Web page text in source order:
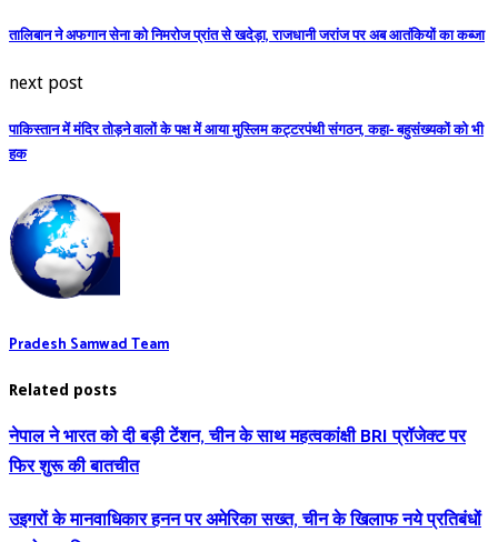
तालिबान ने अफगान सेना को निमरोज प्रांत से खदेड़ा, राजधानी जरांज पर अब आतंकियों का कब्जा
next post
पाकिस्‍तान में मंदिर तोड़ने वालों के पक्ष में आया मुस्लिम कट्टरपंथी संगठन, कहा- बहुसंख्‍यकों को भी
हक
Pradesh Samwad Team
Related posts
नेपाल ने भारत को दी बड़ी टेंशन, चीन के साथ महत्वकांक्षी BRI प्रॉजेक्ट पर
फिर शुरू की बातचीत
उइगरों के मानवाधिकार हनन पर अमेरिका सख्त, चीन के खिलाफ नये प्रतिबंधों